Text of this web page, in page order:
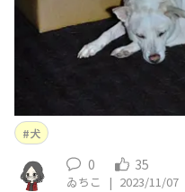
犬
0 35
ゐちこ | 2023/11/07